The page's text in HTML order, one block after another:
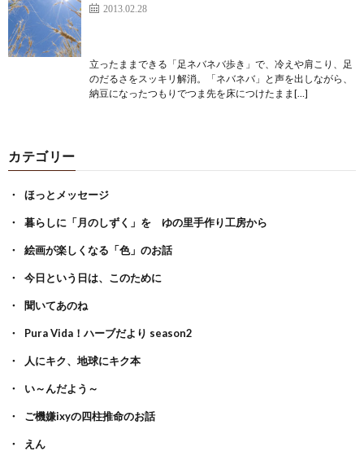
2013.02.28
立ったままできる「足ネバネバ歩き」で、冷えや肩こり、足
のだるさをスッキリ解消。「ネバネバ」と声を出しながら、
納豆になったつもりでつま先を床につけたまま[…]
カテゴリー
ほっとメッセージ
暮らしに「月のしずく」を ゆの里手作り工房から
絵画が楽しくなる「色」のお話
今日という日は、このために
聞いてあのね
Pura Vida！ハーブだより season2
人にキク、地球にキク本
い～んだよう～
ご機嫌ixyの四柱推命のお話
えん